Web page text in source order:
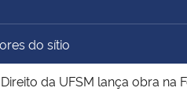
Ministério do
Desenvolvimento Regional
do sítio
da UFSM lança obra na